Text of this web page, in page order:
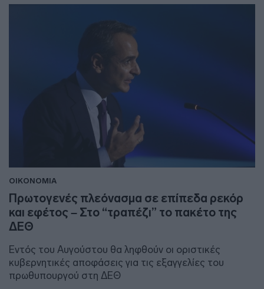
ΟΙΚΟΝΟΜΙΑ
Πρωτογενές πλεόνασμα σε επίπεδα ρεκόρ
και εφέτος – Στο “τραπέζι” το πακέτο της
ΔΕΘ
Εντός του Αυγούστου θα ληφθούν οι οριστικές
κυβερνητικές αποφάσεις για τις εξαγγελίες του
πρωθυπουργού στη ΔΕΘ